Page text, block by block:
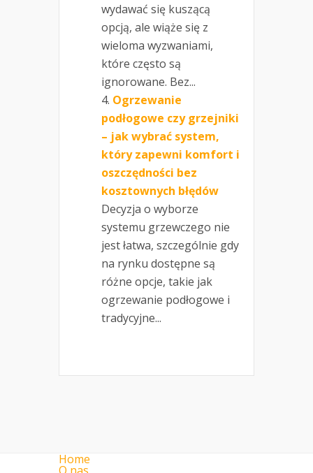
wydawać się kuszącą
opcją, ale wiąże się z
wieloma wyzwaniami,
które często są
ignorowane. Bez...
Ogrzewanie
podłogowe czy grzejniki
– jak wybrać system,
który zapewni komfort i
oszczędności bez
kosztownych błędów
Decyzja o wyborze
systemu grzewczego nie
jest łatwa, szczególnie gdy
na rynku dostępne są
różne opcje, takie jak
ogrzewanie podłogowe i
tradycyjne...
Home